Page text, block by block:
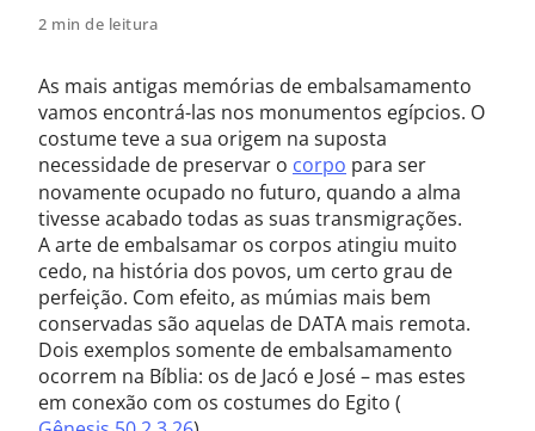
2 min de leitura
As mais antigas memórias de embalsamamento
vamos encontrá-las nos monumentos egípcios. O
costume teve a sua origem na suposta
necessidade de preservar o corpo para ser
novamente ocupado no futuro, quando a alma
tivesse acabado todas as suas transmigrações.
A arte de embalsamar os corpos atingiu muito
cedo, na história dos povos, um certo grau de
perfeição. Com efeito, as múmias mais bem
conservadas são aquelas de DATA mais remota.
Dois exemplos somente de embalsamamento
ocorrem na Bíblia: os de Jacó e José – mas estes
em conexão com os costumes do Egito (